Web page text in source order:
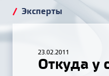
/ Эксперты
23.02.2011
Откуда у